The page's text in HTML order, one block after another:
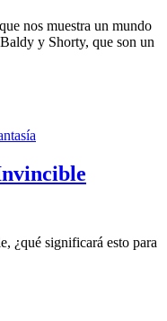
nos muestra un mundo
y Shorty, que son un
¿qué significará esto para